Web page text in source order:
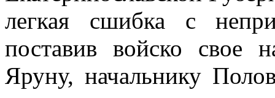
легкая сшибка с
поставив войско свое
Яруну, начальнику